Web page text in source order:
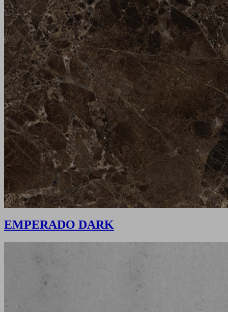
EMPERADO DARK